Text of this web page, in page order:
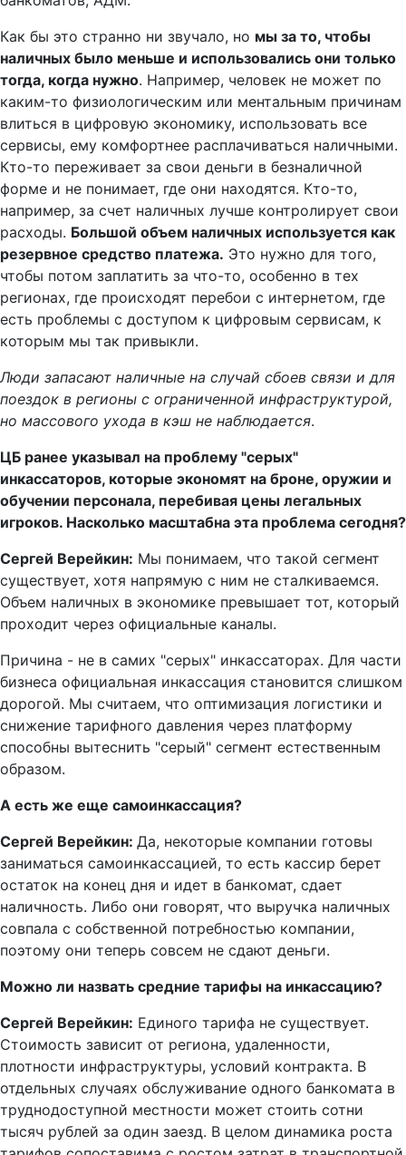
Как бы это странно ни звучало, но мы за то, чтобы
наличных было меньше и использовались они только
тогда, когда нужно. Например, человек не может по
каким-то физиологическим или ментальным причинам
влиться в цифровую экономику, использовать все
сервисы, ему комфортнее расплачиваться наличными.
Кто-то переживает за свои деньги в безналичной
форме и не понимает, где они находятся. Кто-то,
например, за счет наличных лучше контролирует свои
расходы. Большой объем наличных используется как
резервное средство платежа. Это нужно для того,
чтобы потом заплатить за что-то, особенно в тех
регионах, где происходят перебои с интернетом, где
есть проблемы с доступом к цифровым сервисам, к
которым мы так привыкли.
Люди запасают наличные на случай сбоев связи и для
поездок в регионы с ограниченной инфраструктурой,
но массового ухода в кэш не наблюдается.
ЦБ ранее указывал на проблему "серых"
инкассаторов, которые экономят на броне, оружии и
обучении персонала, перебивая цены легальных
игроков. Насколько масштабна эта проблема сегодня?
Сергей Верейкин: Мы понимаем, что такой сегмент
существует, хотя напрямую с ним не сталкиваемся.
Объем наличных в экономике превышает тот, который
проходит через официальные каналы.
Причина - не в самих "серых" инкассаторах. Для части
бизнеса официальная инкассация становится слишком
дорогой. Мы считаем, что оптимизация логистики и
снижение тарифного давления через платформу
способны вытеснить "серый" сегмент естественным
образом.
А есть же еще самоинкассация?
Сергей Верейкин: Да, некоторые компании готовы
заниматься самоинкассацией, то есть кассир берет
остаток на конец дня и идет в банкомат, сдает
наличность. Либо они говорят, что выручка наличных
совпала с собственной потребностью компании,
поэтому они теперь совсем не сдают деньги.
Можно ли назвать средние тарифы на инкассацию?
Сергей Верейкин: Единого тарифа не существует.
Стоимость зависит от региона, удаленности,
плотности инфраструктуры, условий контракта. В
отдельных случаях обслуживание одного банкомата в
труднодоступной местности может стоить сотни
тысяч рублей за один заезд. В целом динамика роста